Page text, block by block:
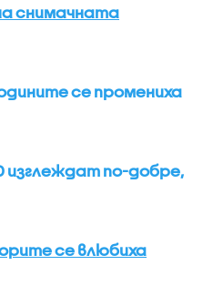
снимачната
се промениха
изглеждат по-добре,
се влюбиха